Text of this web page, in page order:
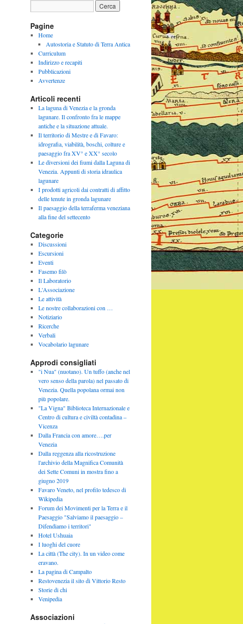
Pagine
Home
Autostoria e Statuto di Terra Antica
Curriculum
Indirizzo e recapiti
Pubblicazioni
Avvertenze
Articoli recenti
La laguna di Venezia e la gronda
lagunare. Il confronto fra le mappe
antiche e la situazione attuale.
Il territorio di Mestre e di Favaro:
idrografia, viabilità, boschi, colture e
paesaggio fra XV° e XX° secolo
Le diversioni dei fiumi dalla Laguna di
Venezia. Appunti di storia idraulica
lagunare
I prodotti agricoli dai contratti di affitto
delle tenute in gronda lagunare
Il paesaggio della terraferma veneziana
alla fine del settecento
Categorie
Discussioni
Escursioni
Eventi
Fasemo filò
Il Laboratorio
L'Associazione
Le attività
Le nostre collaborazioni con …
Notiziario
Ricerche
Verbali
Vocabolario lagunare
Approdi consigliati
"i Nua" (nuotano). Un tuffo (anche nel
vero senso della parola) nel passato di
Venezia. Quella popolana ormai non
più popolare.
"La Vigna" Biblioteca Internazionale e
Centro di cultura e civiltà contadina –
Vicenza
Dalla Francia con amore….per
Venezia
Dalla reggenza alla ricostruzione
l'archivio della Magnifica Comunità
dei Sette Comuni in mostra fino a
giugno 2019
Favaro Veneto, nel profilo tedesco di
Wikipedia
Forum dei Movimenti per la Terra e il
Paesaggio "Salviamo il paesaggio –
Difendiamo i territori"
Hotel Ushuaia
I luoghi del cuore
La città (The city). In un video come
eravano.
La pagina di Campalto
Restovenezia il sito di Vittorio Resto
Storie di chi
Venipedia
Associazioni